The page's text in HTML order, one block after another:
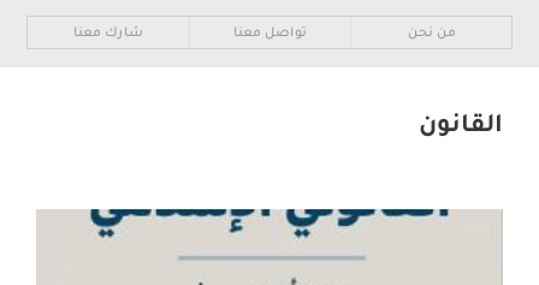
Sub navigation
من نحن تواصل معنا شارك معنا
القانون